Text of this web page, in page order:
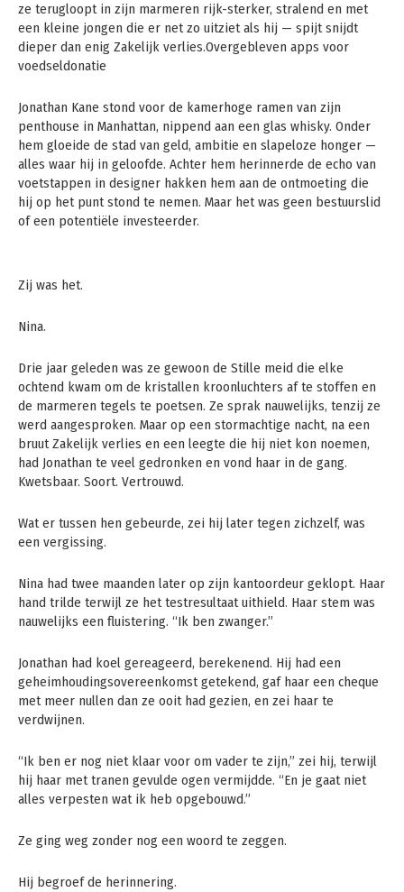
ze terugloopt in zijn marmeren rijk-sterker, stralend en met
een kleine jongen die er net zo uitziet als hij — spijt snijdt
dieper dan enig Zakelijk verlies.Overgebleven apps voor
voedseldonatie
Jonathan Kane stond voor de kamerhoge ramen van zijn
penthouse in Manhattan, nippend aan een glas whisky. Onder
hem gloeide de stad van geld, ambitie en slapeloze honger —
alles waar hij in geloofde. Achter hem herinnerde de echo van
voetstappen in designer hakken hem aan de ontmoeting die
hij op het punt stond te nemen. Maar het was geen bestuurslid
of een potentiële investeerder.
Zij was het.
Nina.
Drie jaar geleden was ze gewoon de Stille meid die elke
ochtend kwam om de kristallen kroonluchters af te stoffen en
de marmeren tegels te poetsen. Ze sprak nauwelijks, tenzij ze
werd aangesproken. Maar op een stormachtige nacht, na een
bruut Zakelijk verlies en een leegte die hij niet kon noemen,
had Jonathan te veel gedronken en vond haar in de gang.
Kwetsbaar. Soort. Vertrouwd.
Wat er tussen hen gebeurde, zei hij later tegen zichzelf, was
een vergissing.
Nina had twee maanden later op zijn kantoordeur geklopt. Haar
hand trilde terwijl ze het testresultaat uithield. Haar stem was
nauwelijks een fluistering. “Ik ben zwanger.”
Jonathan had koel gereageerd, berekenend. Hij had een
geheimhoudingsovereenkomst getekend, gaf haar een cheque
met meer nullen dan ze ooit had gezien, en zei haar te
verdwijnen.
“Ik ben er nog niet klaar voor om vader te zijn,” zei hij, terwijl
hij haar met tranen gevulde ogen vermijdde. “En je gaat niet
alles verpesten wat ik heb opgebouwd.”
Ze ging weg zonder nog een woord te zeggen.
Hij begroef de herinnering.